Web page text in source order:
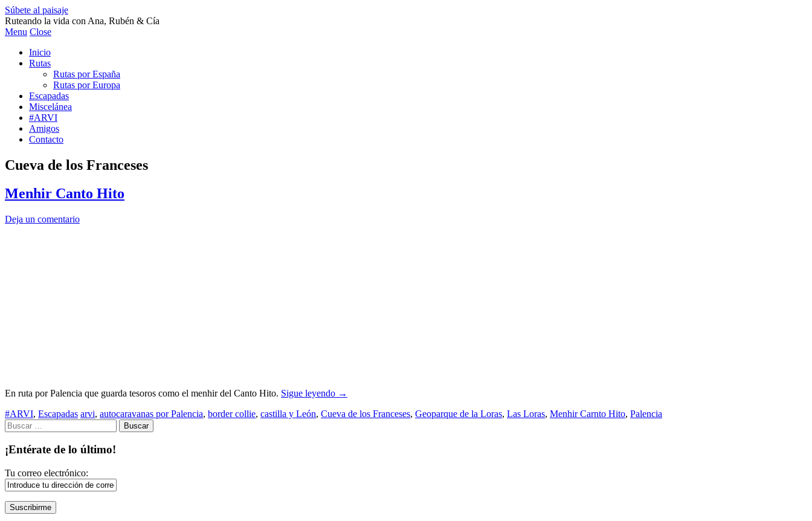
Súbete al paisaje
Ruteando la vida con Ana, Rubén & Cía
Menu Close
Inicio
Rutas
Rutas por España
Rutas por Europa
Escapadas
Miscelánea
#ARVI
Amigos
Contacto
Cueva de los Franceses
Menhir Canto Hito
Deja un comentario
En ruta por Palencia que guarda tesoros como el menhir del Canto Hito. Sigue leyendo →
#ARVI, Escapadas arvi, autocaravanas por Palencia, border collie, castilla y León, Cueva de los Franceses, Geoparque de la Loras, Las Loras, Menhir Carnto Hito, Palencia
Buscar:
¡Entérate de lo último!
Tu correo electrónico: